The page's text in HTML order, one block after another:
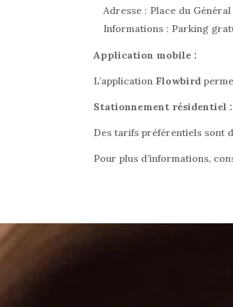
Adresse : Place du
Informations : Parking
Application mobile :
L’application Flowbird
Stationnement résidentiel :
Des tarifs préférentiels sont
Pour plus d’informations,